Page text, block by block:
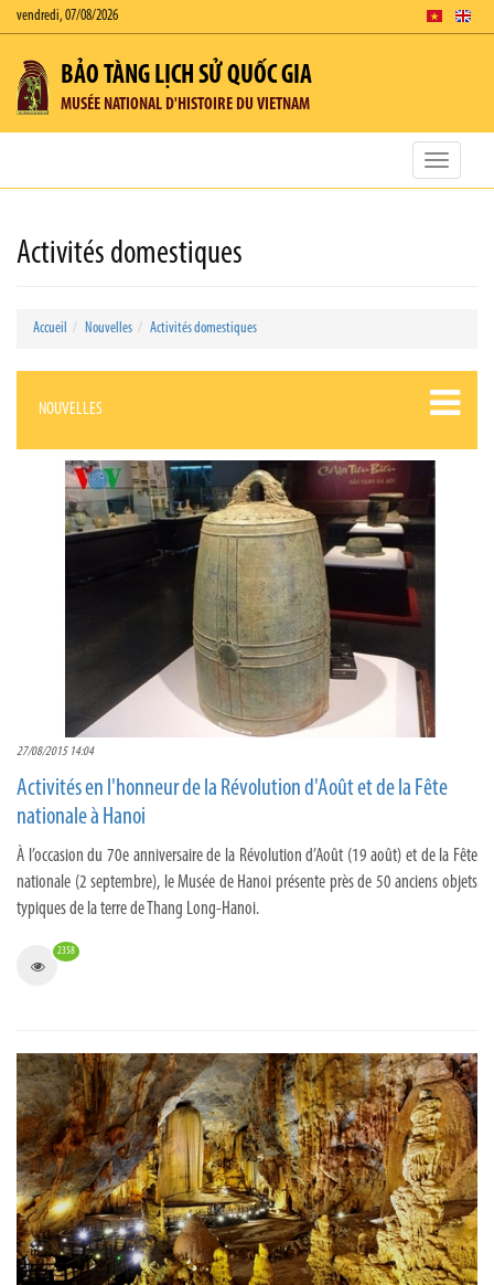
vendredi, 07/08/2026
BẢO TÀNG LỊCH SỬ QUỐC GIA
MUSÉE NATIONAL D'HISTOIRE DU VIETNAM
Toggle
Activités domestiques
Accueil Nouvelles Activités domestiques
NOUVELLES
27/08/2015 14:04
Activités en l'honneur de la Révolution d'Août et de la Fête
nationale à Hanoi
À l’occasion du 70e anniversaire de la Révolution d’Août (19 août) et de la Fête
nationale (2 septembre), le Musée de Hanoi présente près de 50 anciens objets
typiques de la terre de Thang Long-Hanoi.
2358